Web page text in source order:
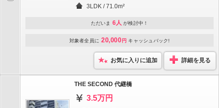
3LDK / 71.0m²
ただいま 6人 が検討中！
対象者全員に 20,000 円 キャッシュバック!
お気に入りに追加 詳細を見る
THE SECOND 代継橋
3.5万円